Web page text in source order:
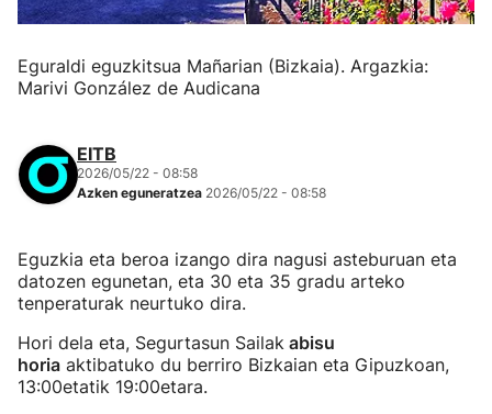
Eguraldi eguzkitsua Mañarian (Bizkaia). Argazkia:
Marivi González de Audicana
EITB
2026/05/22 - 08:58
Azken eguneratzea 2026/05/22 - 08:58
Eguzkia eta beroa izango dira nagusi asteburuan eta
datozen egunetan, eta 30 eta 35 gradu arteko
tenperaturak neurtuko dira.
Hori dela eta, Segurtasun Sailak abisu
horia aktibatuko du berriro Bizkaian eta Gipuzkoan,
13:00etatik 19:00etara.